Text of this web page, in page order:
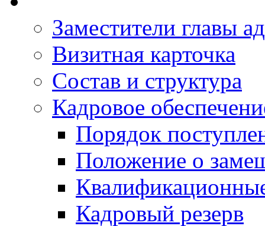
Заместители главы
Визитная карточка
Состав и структура
Кадровое
Порядок
Положение о
Кадровый резерв